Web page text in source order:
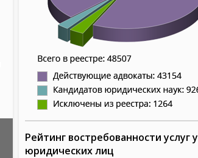
Рейтинг востребованности услуг у
юридических лиц